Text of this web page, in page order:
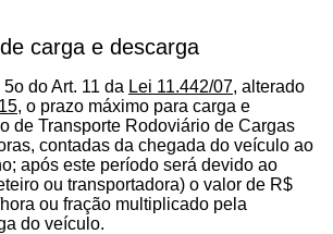
carga e descarga
do Art. 11 da Lei 11.442/07, alterado
, o prazo máximo para carga e
de Transporte Rodoviário de Cargas
contadas da chegada do veículo ao
após este período será devido ao
ou transportadora) o valor de R$
ou fração multiplicado pela
do veículo.